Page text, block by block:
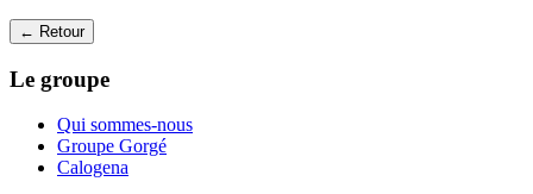
← Retour
Le groupe
Qui sommes-nous
Groupe Gorgé
Calogena